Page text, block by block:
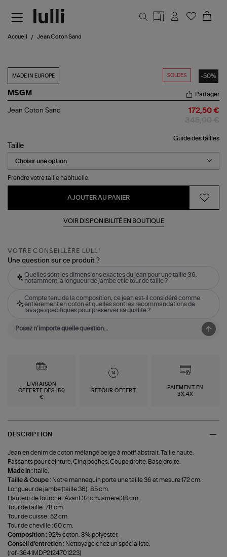
Accueil Jean Coton Sand
SOLDES -50%
MADE IN EUROPE
MSGM
Jean
Partager
Jean Coton Sand 172,50 €
Guide des tailles
Taille
Prendre votre taille habituelle.
AJOUTER AU PANIER
VOIR DISPONIBILITÉ EN BOUTIQUE
VOTRE CONSEILLÈRE LULLI
Une question sur ce produit ?
Quelles sont les dimensions exactes du jean pour une taille 36,
notamment la longueur de jambe et le tour de taille ?
Compte tenu de la composition, ce jean est-il considéré comme
entièrement en coton et quelles sont les recommandations de
lavage spécifiques pour préserver sa qualité ?
LIVRAISON
OFFERTE DÈS 150
€
RETOUR OFFERT
PAIEMENT EN
3X,4X
DESCRIPTION
Jean en denim de coton mélangé beige à motif abstrait. Taille haute.
Passants pour ceinture. Cinq poches. Coupe droite. Base droite.
Made in : Italie.
Taille & Coupe : Notre mannequin porte une taille 36 et mesure 172 cm.
Longueur de jambe (taille 36) : 85 cm.
Hauteur de fourche : Avant 32 cm, arrière 38 cm.
Tour de taille : 78 cm.
Tour de cuisse : 52 cm.
Tour de cheville : 60 cm.
Composition : 92% coton, 8% polyester.
Conseil d'entretien : Nettoyage chez un spécialiste.
(ref-3641MDP2124701223)